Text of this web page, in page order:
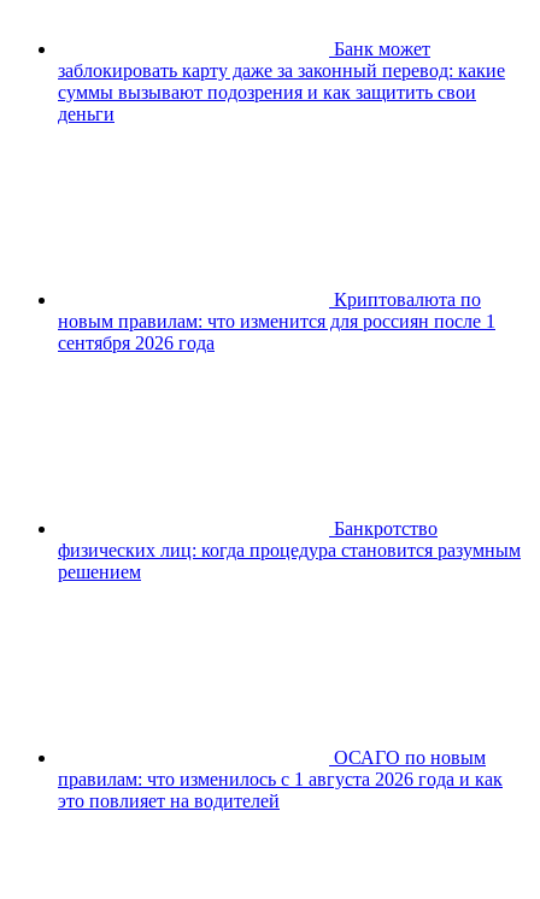
Банк может
заблокировать карту даже за законный перевод: какие
суммы вызывают подозрения и как защитить свои
деньги
Криптовалюта по
новым правилам: что изменится для россиян после 1
сентября 2026 года
Банкротство
физических лиц: когда процедура становится разумным
решением
ОСАГО по новым
правилам: что изменилось с 1 августа 2026 года и как
это повлияет на водителей